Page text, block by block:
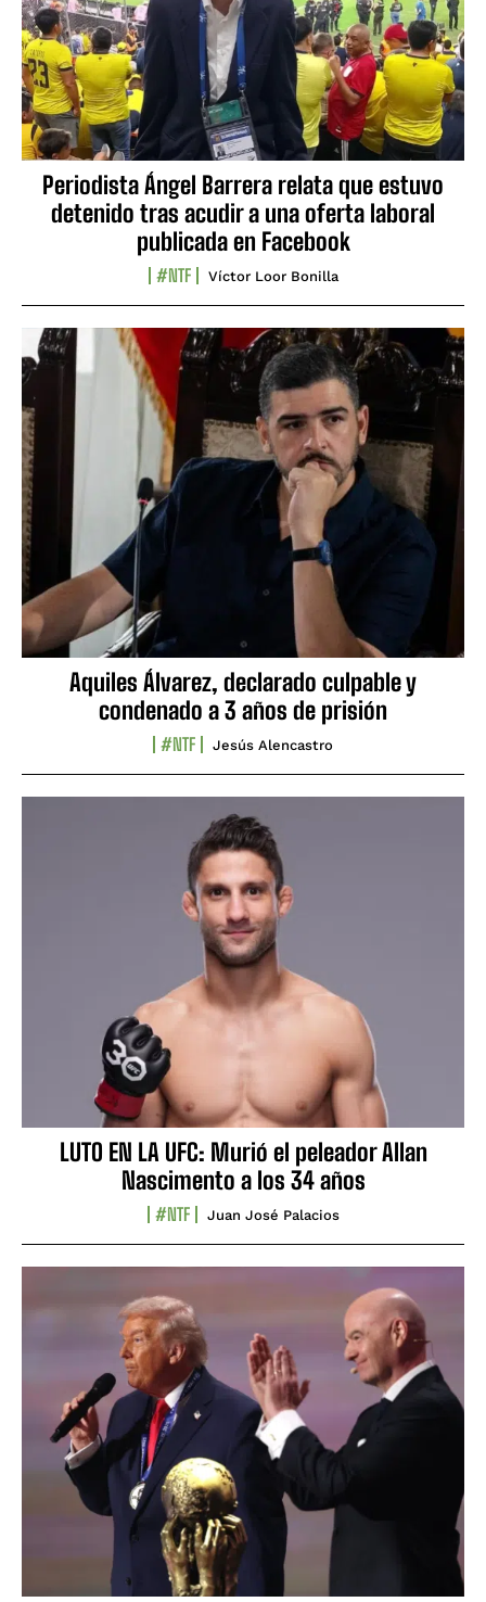
Periodista Ángel Barrera relata que estuvo
detenido tras acudir a una oferta laboral
publicada en Facebook
#NTF Víctor Loor Bonilla
Aquiles Álvarez, declarado culpable y
condenado a 3 años de prisión
#NTF Jesús Alencastro
LUTO EN LA UFC: Murió el peleador Allan
Nascimento a los 34 años
#NTF Juan José Palacios